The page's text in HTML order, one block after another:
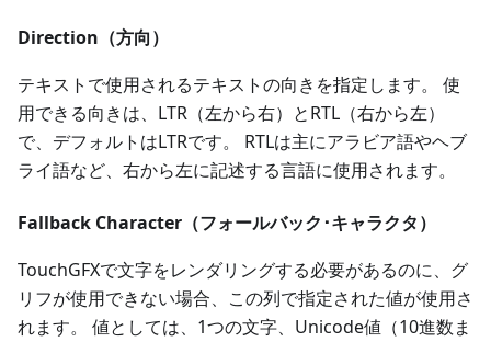
Direction（方向）
テキストで使用されるテキストの向きを指定します。 使
用できる向きは、LTR（左から右）とRTL（右から左）
で、デフォルトはLTRです。 RTLは主にアラビア語やヘブ
ライ語など、右から左に記述する言語に使用されます。
Fallback Character（フォールバック･キャラクタ）
TouchGFXで文字をレンダリングする必要があるのに、グ
リフが使用できない場合、この列で指定された値が使用さ
れます。 値としては、1つの文字、Unicode値（10進数ま